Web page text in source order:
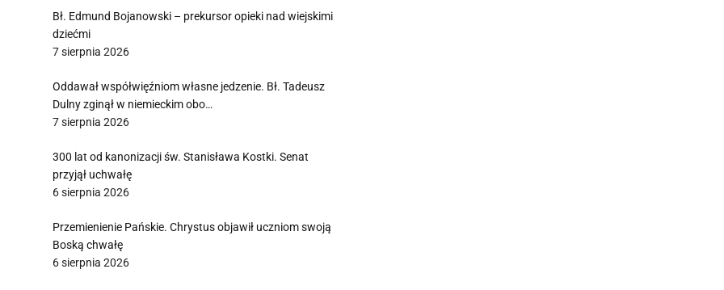
Bł. Edmund Bojanowski – prekursor opieki nad wiejskimi
dziećmi
7 sierpnia 2026
Oddawał współwięźniom własne jedzenie. Bł. Tadeusz
Dulny zginął w niemieckim obo…
7 sierpnia 2026
300 lat od kanonizacji św. Stanisława Kostki. Senat
przyjął uchwałę
6 sierpnia 2026
Przemienienie Pańskie. Chrystus objawił uczniom swoją
Boską chwałę
6 sierpnia 2026